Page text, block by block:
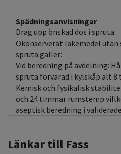
Spädningsanvisningar
Drag upp önskad dos i spruta.
Okonserverat läkemedel utan
spruta gäller:
Vid beredning på avdelning:
spruta förvarad i kylskåp alt
Kemisk och fysikalisk
och 24 timmar rumstemp
aseptisk beredning i
Länkar till Fass